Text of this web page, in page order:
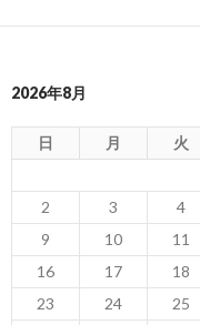
2026年8月
日 月 火
2
3 4
9
10 11
16
17 18
23
24 25